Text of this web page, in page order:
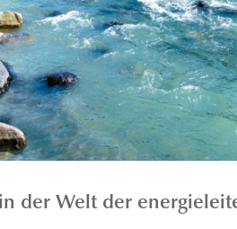
der Welt der